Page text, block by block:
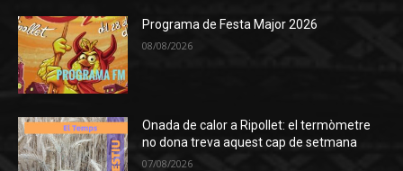
Programa de Festa Major 2026
08/08/2026
Onada de calor a Ripollet: el termòmetre
no dona treva aquest cap de setmana
07/08/2026